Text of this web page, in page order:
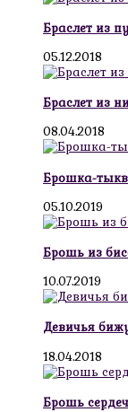
Браслет из
05.12.2018
Браслет из
08.04.2018
Брошка-
05.10.2019
Брошь из
10.07.2019
Девичья
18.04.2018
Брошь